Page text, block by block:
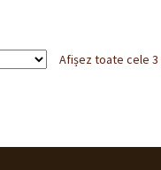
Afișez toate cele